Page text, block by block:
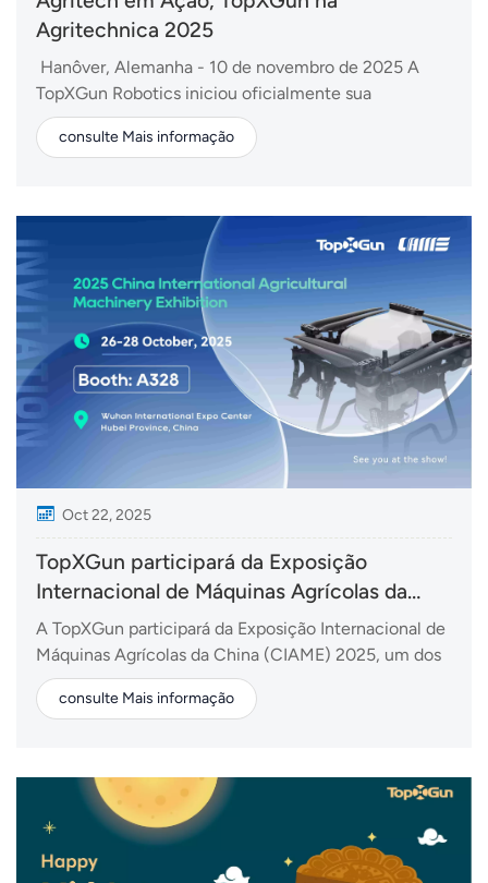
Agritechnica 2025
Hanôver, Alemanha - 10 de novembro de 2025 A
TopXGun Robotics iniciou oficialmente sua
participação na Agritechnica 2025, uma das
principais feiras mundiais de máquinas agrícolas. Os
consulte Mais informação
Oct 22, 2025
TopXGun participará da Exposição
Internacional de Máquinas Agrícolas da
China de 2025
A TopXGun participará da Exposição Internacional de
Máquinas Agrícolas da China (CIAME) 2025, um dos
maiores e mais influentes eventos de máquinas
agrícolas da Ásia. A exposição acontecerá de 26 a 28
consulte Mais informação